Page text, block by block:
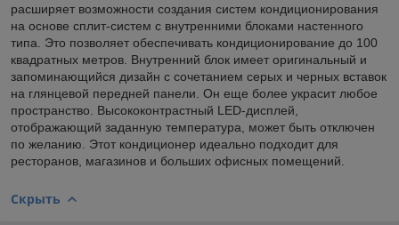
расширяет возможности создания систем кондиционирования
на основе сплит-систем с внутренними блоками настенного
типа. Это позволяет обеспечивать кондиционирование до 100
квадратных метров. Внутренний блок имеет оригинальный и
запоминающийся дизайн с сочетанием серых и черных вставок
на глянцевой передней панели. Он еще более украсит любое
пространство. Высококонтрастный LED-дисплей,
отображающий заданную температура, может быть отключен
по желанию. Этот кондиционер идеально подходит для
ресторанов, магазинов и больших офисных помещений.
Скрыть